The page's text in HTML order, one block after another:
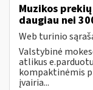
Muzikos
daugiau nei
Web turinio
Valstybinė
atlikus
kompaktinėmis
įvairia...